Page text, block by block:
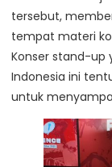
tersebut,
tempat materi
Konser stand-up
Indonesia ini
untuk